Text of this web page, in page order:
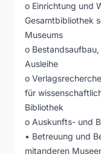
o Einrichtung und
Gesamtbibliothek
Museums
o
Ausleihe
o
für
Bibliothek
o Auskunfts- und
• Betreuung und
mitanderen